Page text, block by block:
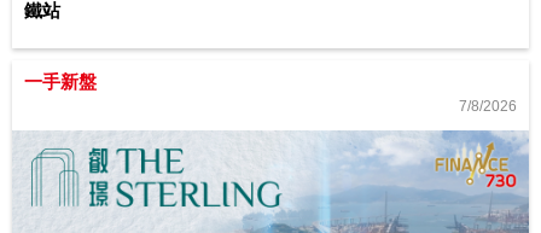
鐵站
一手新盤
7/8/2026